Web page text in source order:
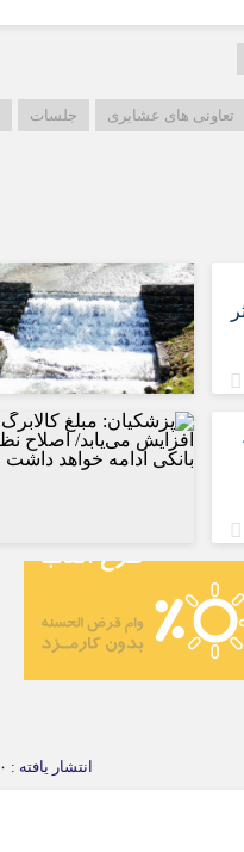
تعاونی های عشایری جلسات
انتشار یافته : ۰